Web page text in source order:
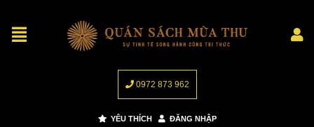
0972 873 962
YÊU THÍCH ĐĂNG NHẬP